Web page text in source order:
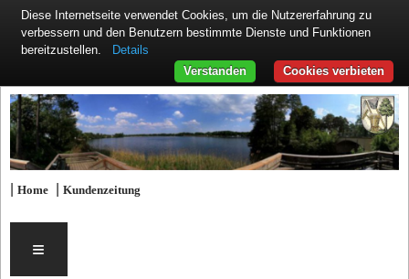
|Home |Kundenzeitung
≡
Diese Internetseite verwendet Cookies, um die Nutzererfahrung zu
verbessern und den Benutzern bestimmte Dienste und Funktionen
bereitzustellen.
Details
Cookies verbieten
Verstanden